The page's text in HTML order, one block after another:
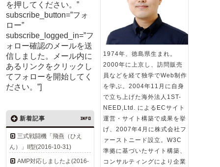
を押してください。”
subscribe_button=”フォ
ロー”
subscribe_logged_in=”フ
ォロー確認のメールを送
信しました。メール内に
あるリンクをクリックし
てフォローを開始してく
ださい。”]
1974年、徳島県生まれ。
2000年に上京し、訪問販売
員などを経て独学でWeb制作
を学ぶ。2004年11月に自身
で立ち上げた海外法人1ST-
NEED,Ltd. によるECサイト
運営・サイト構築で成果を挙
げ、2007年4月に株式会社フ
ァーストニード設立。W3C
準拠に基づいたサイト構築、
コンサルティングにより企業
新着記事 INFO
三式戦闘機「飛燕（ひえ
ん）」II型(2016-10-31)
AMP対応しましたよ(2016-